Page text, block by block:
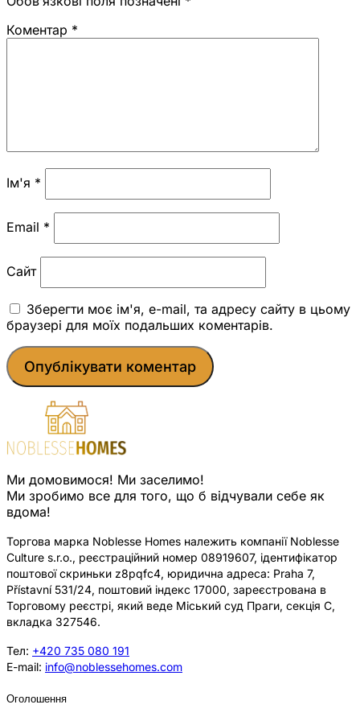
Коментар *
Ім'я *
Email *
Сайт
Зберегти моє ім'я, e-mail, та адресу сайту в цьому
браузері для моїх подальших коментарів.
Ми домовимося! Ми заселимо!
Ми зробимо все для того, що б відчували себе як
вдома!
Торгова марка Noblesse Homes належить компанії Noblesse
Culture s.r.o., реєстраційний номер 08919607, ідентифікатор
поштової скриньки z8pqfc4, юридична адреса: Praha 7,
Přístavní 531/24, поштовий індекс 17000, зареєстрована в
Торговому реєстрі, який веде Міський суд Праги, секція C,
вкладка 327546.
Тел: +420 735 080 191
E-mail: info@noblessehomes.com
Оголошення